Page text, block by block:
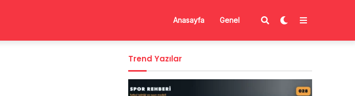
Anasayfa Genel
Trend Yazılar